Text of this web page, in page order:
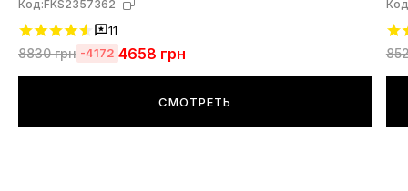
Код:FKS2357362
11
8830грн -4172 4658 грн
СМОТРЕТЬ